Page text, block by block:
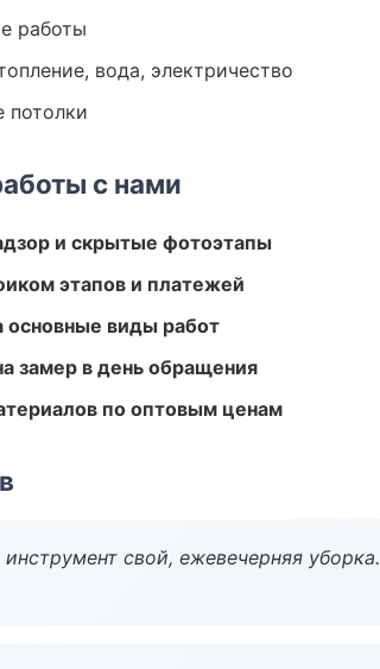
работы
вода, электричество
потолки
с нами
и скрытые фотоэтапы
этапов и платежей
основные виды работ
замер в день обращения
по оптовым ценам
свой, ежевечерняя